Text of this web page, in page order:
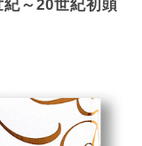
～20世紀初頭